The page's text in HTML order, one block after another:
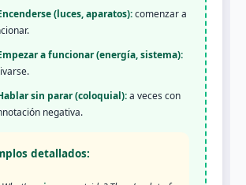
(luces, aparatos):comenzar a
a funcionar (energía, sistema):
sin parar (coloquial):a veces con
negativa.
detallados: